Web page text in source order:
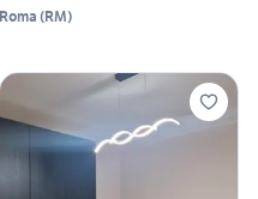
Roma (RM)